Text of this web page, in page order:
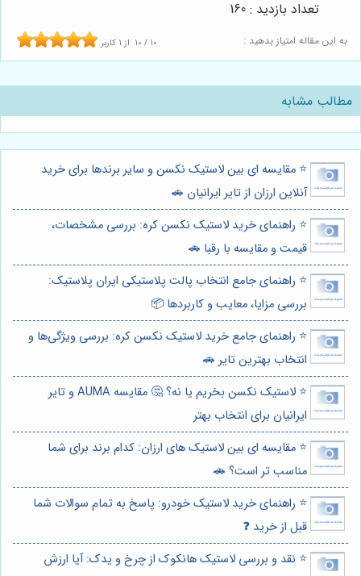
به این مقاله امتیاز بدهید : 10 / 10 از 1 کاربر
تعداد بازدید : 160
مطالب مشابه
⭐️ مقایسه ای بین لاستیک نکسن و سایر برندها برای خرید
آنلاین ارزان از تایر ایرانیان 🚗
⭐️ راهنمای خرید لاستیک نکسن کره: بررسی مشخصات،
قیمت و مقایسه با رقبا 🚗
⭐️ راهنمای جامع انتخاب پالت پلاستیکی ایران پلاستیک:
بررسی مزایا، معایب و کاربردها 📦
⭐️ راهنمای جامع خرید لاستیک نکسن کره: بررسی ویژگی‌ها و
انتخاب بهترین تایر 🚗
⭐️ لاستیک نکسن بخریم یا نه؟ 🤔 مقایسه AUMA و تایر
ایرانیان برای انتخاب بهتر
⭐️ مقایسه ای بین لاستیک های ارزان: کدام برند برای شما
مناسب تر است؟ 🚗
⭐️ راهنمای خرید لاستیک خودرو: پاسخ به تمام سوالات شما
قبل از خرید ❓
⭐️ نقد و بررسی لاستیک هانکوک از چرخ و یدک: آیا ارزش